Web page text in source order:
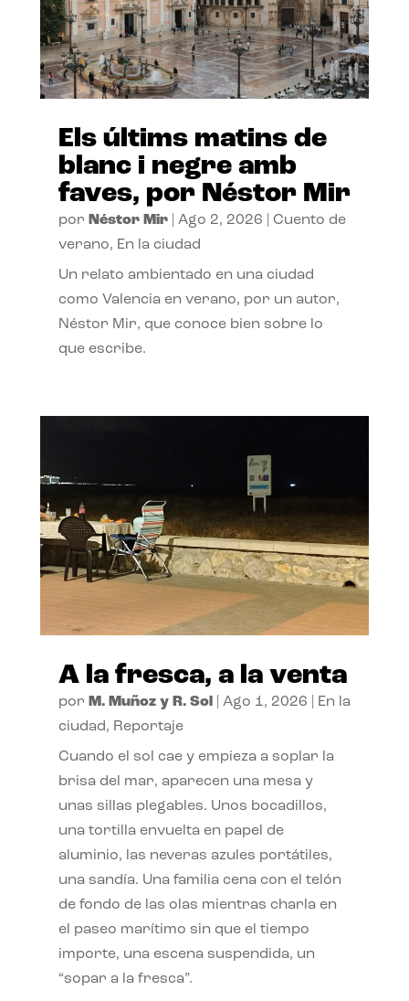
Els últims matins de
blanc i negre amb
faves, por Néstor Mir
por Néstor Mir| Ago 2, 2026
Cuento de
verano, En la ciudad
Un relato ambientado en una ciudad
como Valencia en verano, por un autor,
Néstor Mir, que conoce bien sobre lo
que escribe.
A la fresca, a la venta
por M. Muñoz y R. Sol| Ago 1, 2026
En la
ciudad, Reportaje
Cuando el sol cae y empieza a soplar la
brisa del mar, aparecen una mesa y
unas sillas plegables. Unos bocadillos,
una tortilla envuelta en papel de
aluminio, las neveras azules portátiles,
una sandía. Una familia cena con el telón
de fondo de las olas mientras charla en
el paseo marítimo sin que el tiempo
importe, una escena suspendida, un
“sopar a la fresca”.